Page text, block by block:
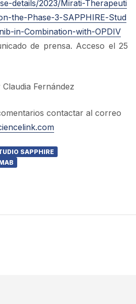
details/2023/Mirati-Therapeuti
the-Phase-3-SAPPHIRE-Stud
in-Combination-with-OPDIV
de prensa. Acceso el 25
Fernández
contactar al correo
SAPPHIRE